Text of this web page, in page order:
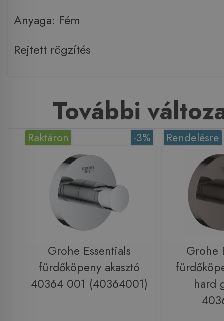
Anyaga: Fém
Rejtett rögzítés
További
-3%
Raktáron
Grohe Essentials
fürdőköpeny akasztó
40364 001 (40364001)
Rendelésre
Grohe
hard